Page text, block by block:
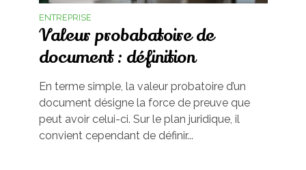
ENTREPRISE
Valeur probabatoire de
document : définition
En terme simple, la valeur probatoire d’un
document désigne la force de preuve que
peut avoir celui-ci. Sur le plan juridique, il
convient cependant de définir...